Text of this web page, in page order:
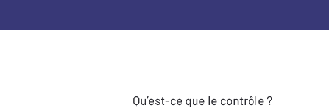
Qu’est-ce que le contrôle ?